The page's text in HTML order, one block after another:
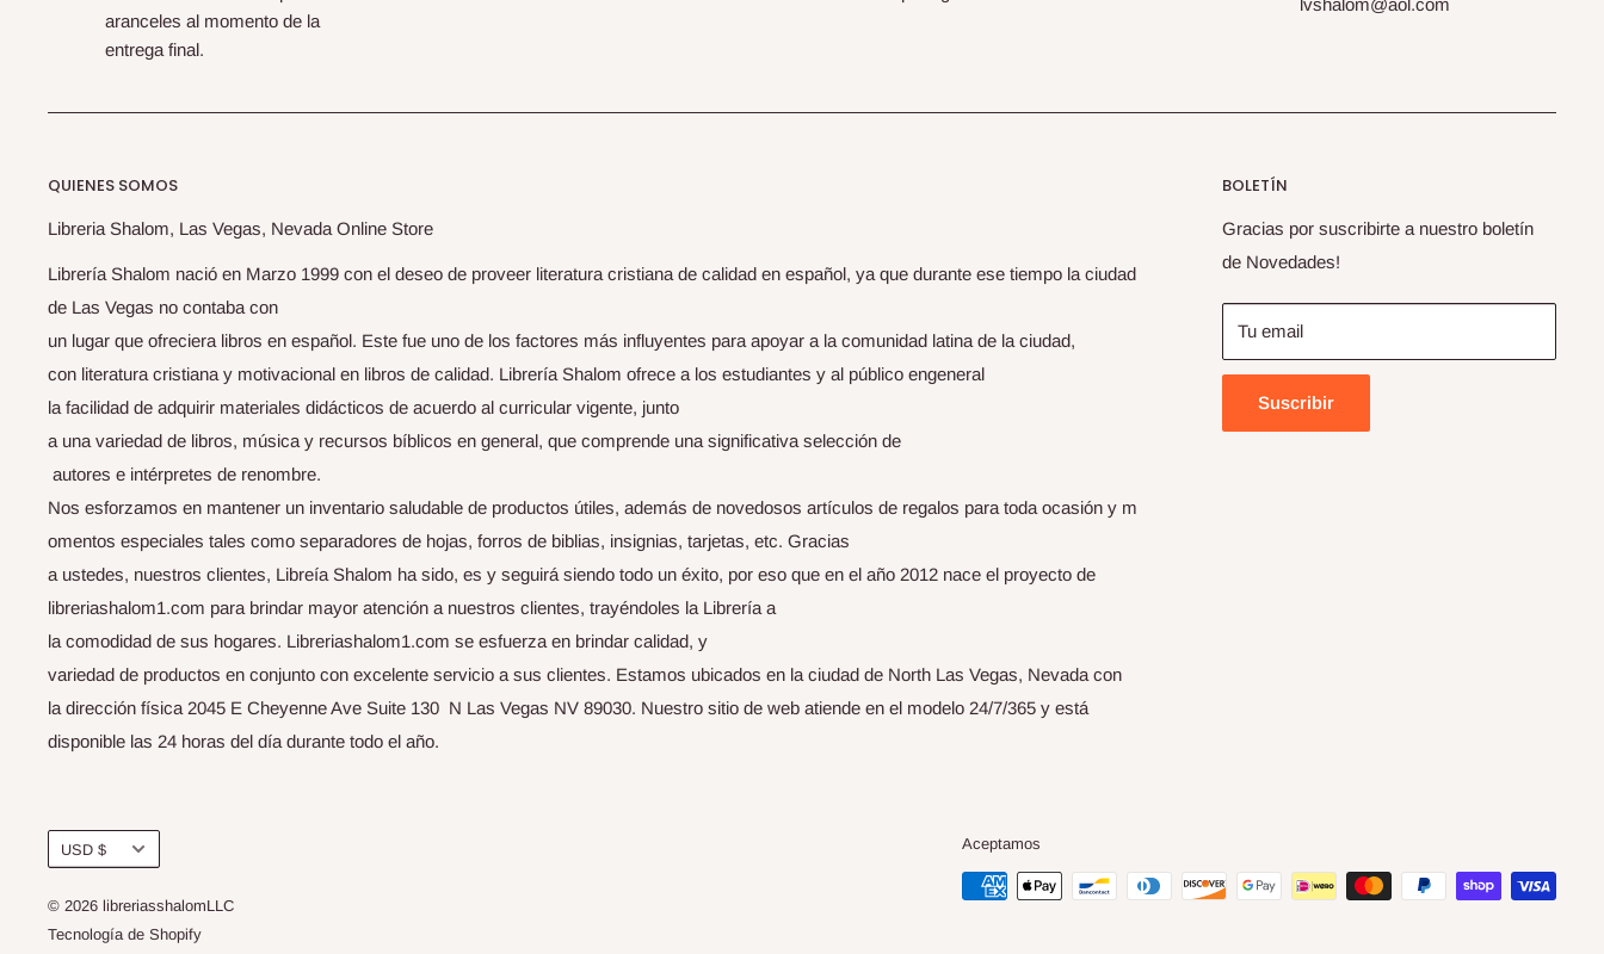
aranceles al momento de la
entrega final.
lvshalom@aol.com
QUIENES SOMOS
Libreria Shalom, Las Vegas, Nevada Online Store
Librería Shalom nació en Marzo 1999 con el deseo de proveer literatura cristiana de calidad en español, ya que durante ese tiempo la ciudad
de Las Vegas no contaba con
un lugar que ofreciera libros en español. Este fue uno de los factores más influyentes para apoyar a la comunidad latina de la ciudad,
con literatura cristiana y motivacional en libros de calidad. Librería Shalom ofrece a los estudiantes y al público engeneral
la facilidad de adquirir materiales didácticos de acuerdo al curricular vigente, junto
a una variedad de libros, música y recursos bíblicos en general, que comprende una significativa selección de
autores e intérpretes de renombre.
Nos esforzamos en mantener un inventario saludable de productos útiles, además de novedosos artículos de regalos para toda ocasión y m
omentos especiales tales como separadores de hojas, forros de biblias, insignias, tarjetas, etc. Gracias
a ustedes, nuestros clientes, Libreía Shalom ha sido, es y seguirá siendo todo un éxito, por eso que en el año 2012 nace el proyecto de
libreriashalom1.com para brindar mayor atención a nuestros clientes, trayéndoles la Librería a
la comodidad de sus hogares. Libreriashalom1.com se esfuerza en brindar calidad, y
variedad de productos en conjunto con excelente servicio a sus clientes. Estamos ubicados en la ciudad de North Las Vegas, Nevada con
la dirección física 2045 E Cheyenne Ave Suite 130 N Las Vegas NV 89030. Nuestro sitio de web atiende en el modelo 24/7/365 y está
disponible las 24 horas del día durante todo el año.
BOLETÍN
Gracias por suscribirte a nuestro boletín
de Novedades!
Tu email
Suscribir
Moneda
USD $
© 2026 libreriasshalomLLC
Tecnología de Shopify
Aceptamos